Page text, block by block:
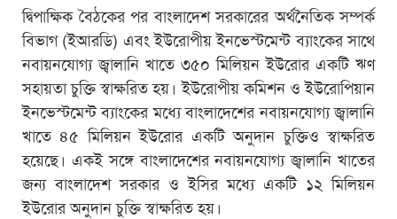
দ্বিপাক্ষিক বৈঠকের পর বাংলাদেশ সরকারের অর্থনৈতিক সম্পর্ক
বিভাগ (ইআরডি) এবং ইউরোপীয় ইনভেস্টমেন্ট ব্যাংকের সাথে
নবায়নযোগ্য জ্বালানি খাতে ৩৫০ মিলিয়ন ইউরোর একটি ঋণ
সহায়তা চুক্তি স্বাক্ষরিত হয়। ইউরোপীয় কমিশন ও ইউরোপিয়ান
ইনভেস্টমেন্ট ব্যাংকের মধ্যে বাংলাদেশের নবায়নযোগ্য জ্বালানি
খাতে ৪৫ মিলিয়ন ইউরোর একটি অনুদান চুক্তিও স্বাক্ষরিত
হয়েছে। একই সঙ্গে বাংলাদেশের নবায়নযোগ্য জ্বালানি খাতের
জন্য বাংলাদেশ সরকার ও ইসির মধ্যে একটি ১২ মিলিয়ন
ইউরোর অনুদান চুক্তি স্বাক্ষরিত হয়।